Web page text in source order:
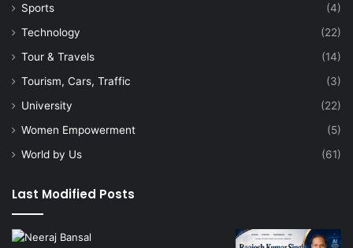
Sports
(4)
Technology
(22)
Tour & Travels
(14)
Tourism, Cars, Traffic
(3)
University
(22)
Women Empowerment
(5)
World by Us
(61)
Last Modified Posts